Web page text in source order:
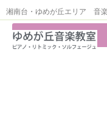
湘南台・ゆめが丘エリア 音